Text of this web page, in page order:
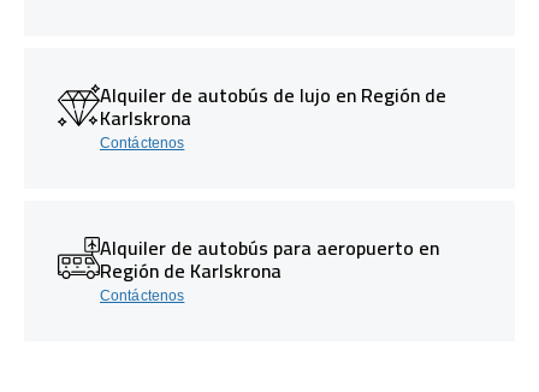
Alquiler de autobús de lujo en Región de
Karlskrona
Contáctenos
Alquiler de autobús para aeropuerto en
Región de Karlskrona
Contáctenos